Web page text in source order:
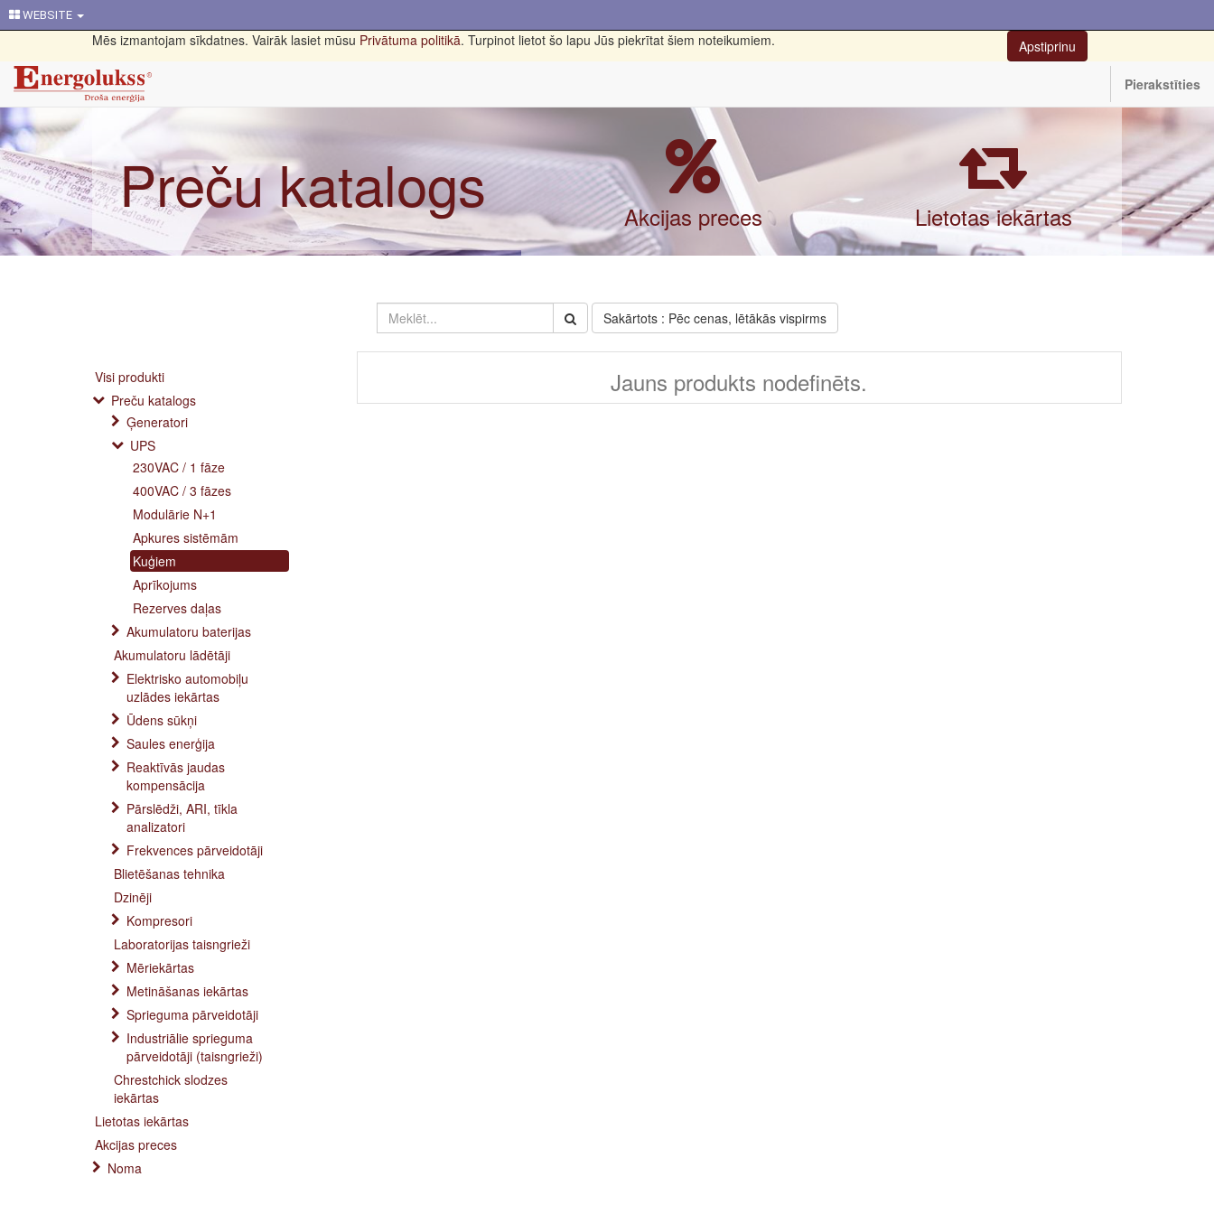
WEBSITE
Mēs izmantojam sīkdatnes. Vairāk lasiet mūsu Privātuma politikā. Turpinot lietot šo lapu Jūs piekrītat šiem noteikumiem. Apstiprinu
Pierakstīties
Preču katalogs Akcijas preces Lietotas iekārtas
Sakārtots : Pēc cenas, lētākās vispirms
Visi produkti
Preču katalogs
Ģeneratori
UPS
230VAC / 1 fāze
400VAC / 3 fāzes
Modulārie N+1
Apkures sistēmām
Kuģiem
Aprīkojums
Rezerves daļas
Akumulatoru baterijas
Akumulatoru lādētāji
Elektrisko automobiļu
uzlādes iekārtas
Ūdens sūkņi
Saules enerģija
Reaktīvās jaudas
kompensācija
Pārslēdži, ARI, tīkla
analizatori
Frekvences pārveidotāji
Blietēšanas tehnika
Dzinēji
Kompresori
Laboratorijas taisngrieži
Mēriekārtas
Metināšanas iekārtas
Sprieguma pārveidotāji
Industriālie sprieguma
pārveidotāji (taisngrieži)
Chrestchick slodzes
iekārtas
Lietotas iekārtas
Akcijas preces
Noma
Jauns produkts nodefinēts.